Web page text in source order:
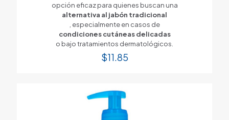
opción eficaz para quienes buscan una
alternativa al jabón tradicional
, especialmente en casos de
condiciones cutáneas delicadas
o bajo tratamientos dermatológicos.
$11.85